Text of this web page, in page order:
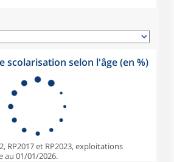
scolarisation selon l'âge (en %)
RP2017 et RP2023, exploitations
au 01/01/2026.